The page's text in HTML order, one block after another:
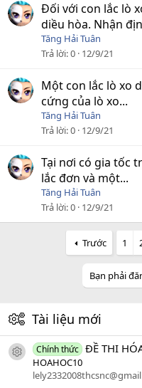
Đối với con lắc lò
diều hòa. Nhận
Tăng Hải Tuân
Trả lời 0 12/9/21
Một con lắc lò xo
cứng của lò xo...
Tăng Hải Tuân
Trả lời 0 12/9/21
Tại nơi có gia tốc
lắc đơn và một...
Tăng Hải Tuân
Trả lời 0 12/9/21
Trước 1
Bạn phải
Tài liệu mới
icon tài liệu
Chính thức ĐỀ THI
HOAHOC10
lely2332008thcsnc@gmail